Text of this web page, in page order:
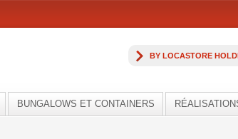
BY LOCASTORE
BUNGALOWS ET CONTAINERS